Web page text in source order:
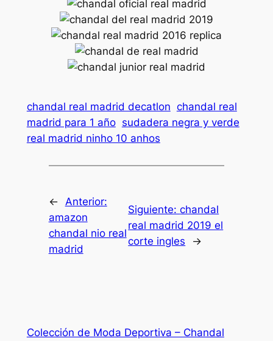
chandal real madrid decatlon chandal real
madrid para 1 año sudadera negra y verde
real madrid ninho 10 anhos
←
Anterior:
amazon
chandal nio real
madrid
Siguiente:chandal
real madrid 2019 el
corte ingles
→
Colección de Moda Deportiva – Chandal